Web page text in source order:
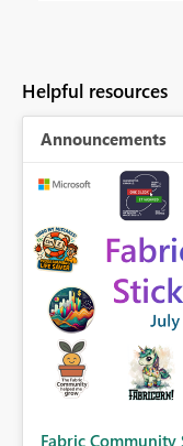
Helpful resources
Announcements
Fabric Community